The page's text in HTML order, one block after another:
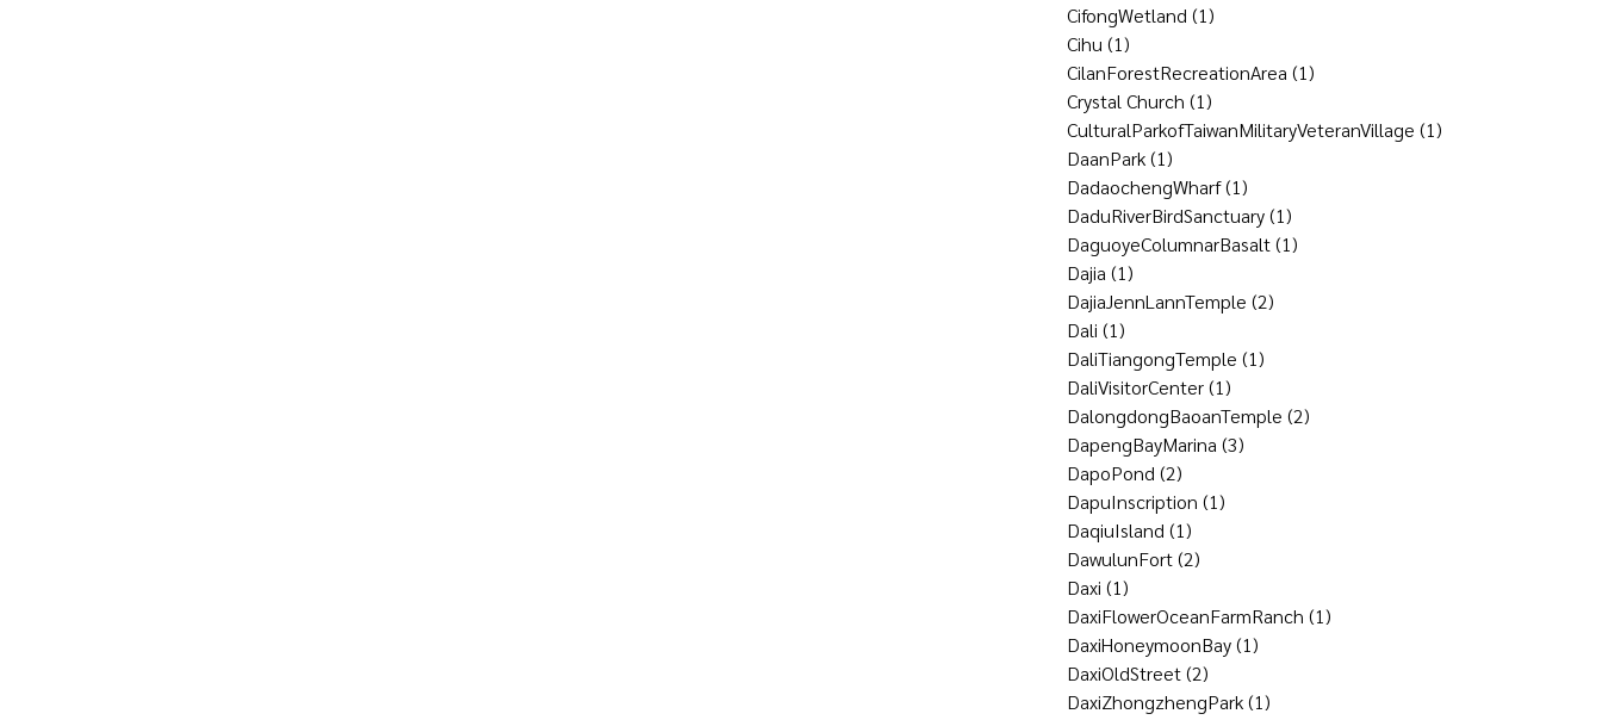
CifongWetland (1)
Cihu (1)
CilanForestRecreationArea (1)
Crystal Church (1)
CulturalParkofTaiwanMilitaryVeteranVillage (1)
DaanPark(1)
DadaochengWharf(1)
DaduRiverBirdSanctuary(1)
DaguoyeColumnarBasalt(1)
Dajia (1)
DajiaJennLannTemple (2)
Dali (1)
DaliTiangongTemple (1)
DaliVisitorCenter(1)
DalongdongBaoanTemple (2)
DapengBayMarina (3)
DapoPond (2)
DapuInscription (1)
DaqiuIsland (1)
DawulunFort(2)
Daxi (1)
DaxiFlowerOceanFarmRanch (1)
DaxiHoneymoonBay(1)
DaxiOldStreet(2)
DaxiZhongzhengPark(1)